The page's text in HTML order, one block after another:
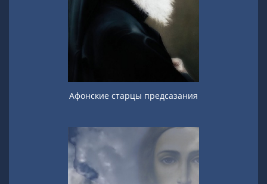
Афонские старцы предсазания